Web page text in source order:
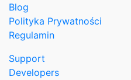
Blog
Polityka Prywatności
Regulamin
Support
Developers